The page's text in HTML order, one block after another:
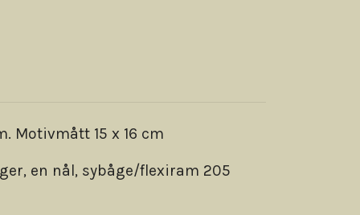
Motivmått 15 x 16 cm
en nål, sybåge/flexiram 205